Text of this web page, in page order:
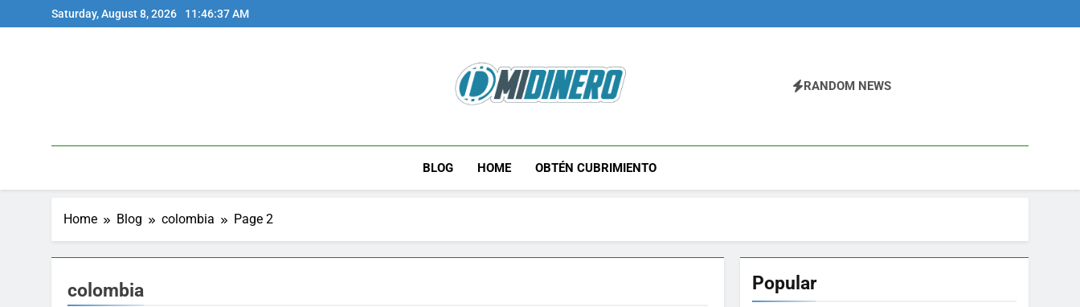
to
Saturday, August 8, 2026 11:46:38 AM
Midinero.co
RANDOM NEWS
BLOG HOME OBTÉN CUBRIMIENTO
Home Blog colombia Page 2
colombia Popular